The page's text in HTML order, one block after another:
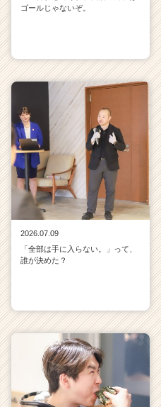
ゴールじゃないぞ。
2026.07.09
「全部は手に入らない。」って、
誰が決めた？